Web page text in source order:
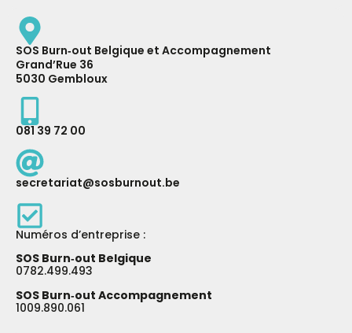
SOS Burn‑out Belgique et Accompagnement
Grand’Rue 36
5030 Gembloux
081 39 72 00
secretariat@sosburnout.be
Numéros d’entreprise :
SOS Burn‑out Belgique
0782.499.493
SOS Burn‑out Accompagnement
1009.890.061